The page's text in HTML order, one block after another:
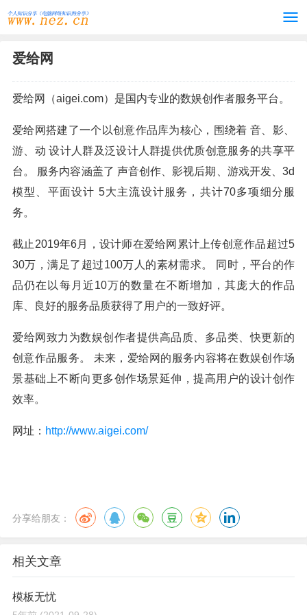
爱给网
爱给网（aigei.com）是国内专业的数娱创作者服务平台。
爱给网搭建了一个以创意作品库为核心，围绕着 音、影、
游、动 设计人群及泛设计人群提供优质创意服务的共享平
台。 服务内容涵盖了 声音创作、影视后期、游戏开发、3d
模型、平面设计 5大主流设计服务，共计70多项细分服
务。
截止2019年6月，设计师在爱给网累计上传创意作品超过5
30万，满足了超过100万人的素材需求。 同时，平台的作
品仍在以每月近10万的数量在不断增加，其庞大的作品
库、良好的服务品质获得了用户的一致好评。
爱给网致力为数娱创作者提供高品质、多品类、快更新的
创意作品服务。 未来，爱给网的服务内容将在数娱创作场
景基础上不断向更多创作场景延伸，提高用户的设计创作
效率。
网址： http://www.aigei.com/
分享给朋友：
相关文章
模板无忧